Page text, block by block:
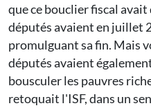
que ce bouclier fiscal
députés avaient en juillet
promulguant sa fin. Mais
députés avaient
bousculer les pauvres
retoquait l'ISF, dans un